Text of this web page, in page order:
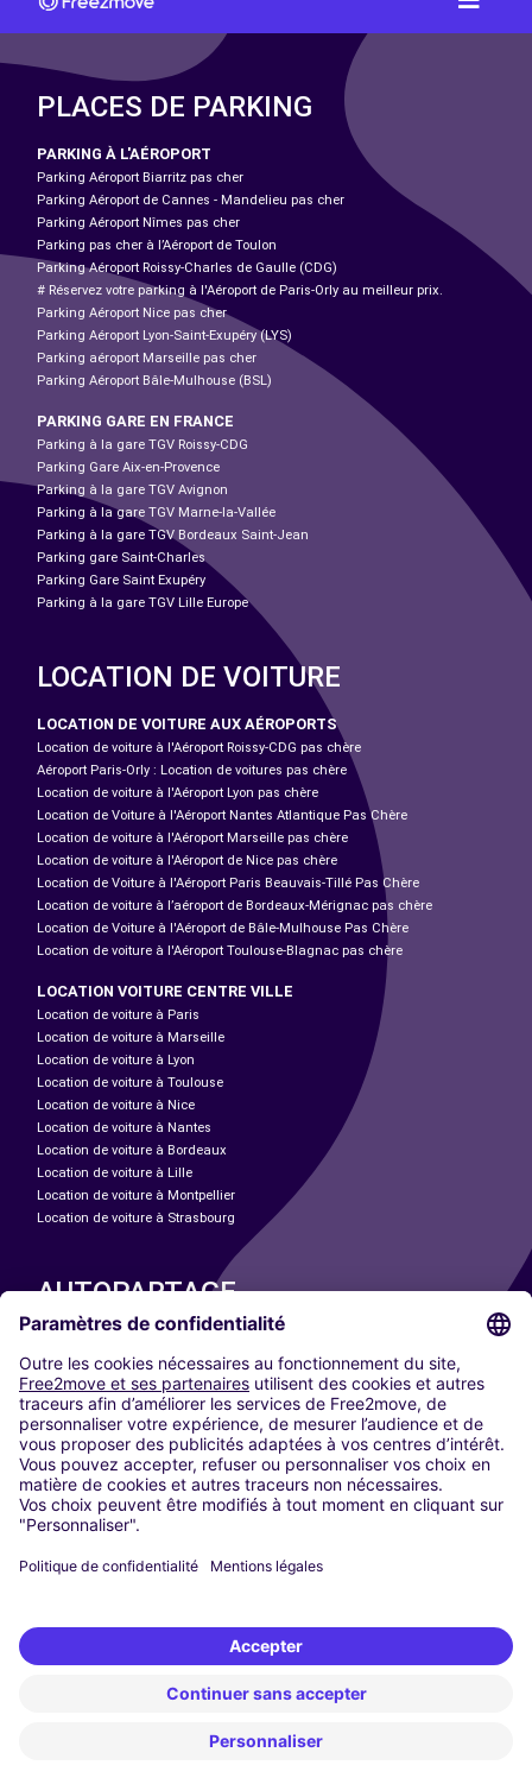
PLACES DE PARKING
PARKING À L'AÉROPORT
Parking Aéroport Biarritz pas cher
Parking Aéroport de Cannes - Mandelieu pas cher
Parking Aéroport Nîmes pas cher
Parking pas cher à l’Aéroport de Toulon
Parking Aéroport Roissy-Charles de Gaulle (CDG)
# Réservez votre parking à l'Aéroport de Paris-Orly au meilleur prix.
Parking Aéroport Nice pas cher
Parking Aéroport Lyon-Saint-Exupéry (LYS)
Parking aéroport Marseille pas cher
Parking Aéroport Bâle-Mulhouse (BSL)
PARKING GARE EN FRANCE
Parking à la gare TGV Roissy-CDG
Parking Gare Aix-en-Provence
Parking à la gare TGV Avignon
Parking à la gare TGV Marne-la-Vallée
Parking à la gare TGV Bordeaux Saint-Jean
Parking gare Saint-Charles
Parking Gare Saint Exupéry
Parking à la gare TGV Lille Europe
LOCATION DE VOITURE
LOCATION DE VOITURE AUX AÉROPORTS
Location de voiture à l'Aéroport Roissy-CDG pas chère
Aéroport Paris-Orly : Location de voitures pas chère
Location de voiture à l'Aéroport Lyon pas chère
Location de Voiture à l'Aéroport Nantes Atlantique Pas Chère
Location de voiture à l'Aéroport Marseille pas chère
Location de voiture à l'Aéroport de Nice pas chère
Location de Voiture à l'Aéroport Paris Beauvais-Tillé Pas Chère
Location de voiture à l’aéroport de Bordeaux-Mérignac pas chère
Location de Voiture à l'Aéroport de Bâle-Mulhouse Pas Chère
Location de voiture à l'Aéroport Toulouse-Blagnac pas chère
LOCATION VOITURE CENTRE VILLE
Location de voiture à Paris
Location de voiture à Marseille
Location de voiture à Lyon
Location de voiture à Toulouse
Location de voiture à Nice
Location de voiture à Nantes
Location de voiture à Bordeaux
Location de voiture à Lille
Location de voiture à Montpellier
Location de voiture à Strasbourg
AUTOPARTAGE
Paris
Madrid
Washington DC
Milan
Rome
Turin
Vienne
Berlin
Düsseldorf